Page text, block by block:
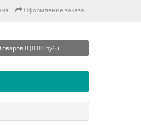
Оформление заказа
0 (0.00 руб.)